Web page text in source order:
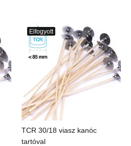
Elfogyott
TCR 30/18 viasz kanóc
tartóval